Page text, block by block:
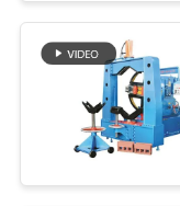
SITEMAP
PRIVACY
POLICY